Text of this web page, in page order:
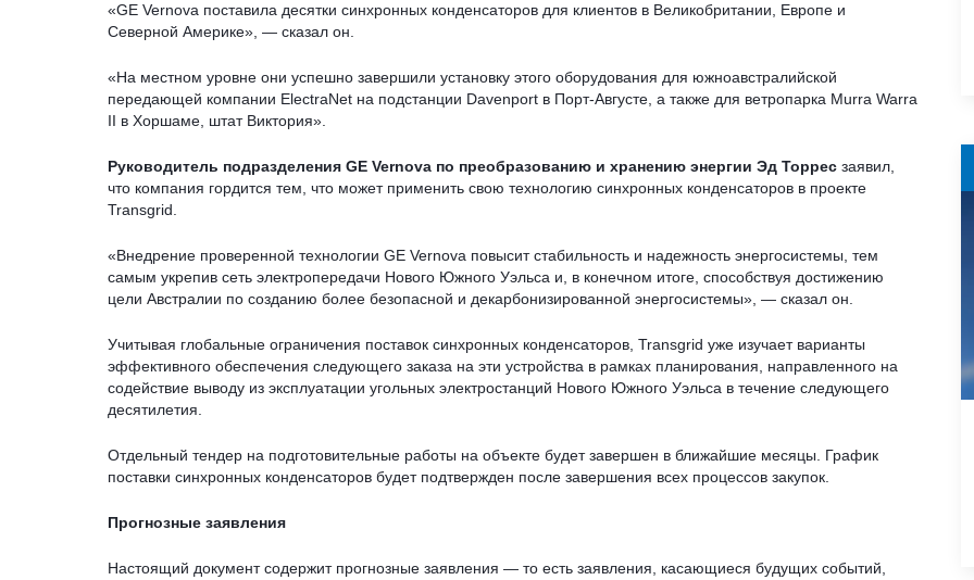
«GE Vernova поставила десятки синхронных конденсаторов для клиентов в Великобритании, Европе и
Северной Америке», — сказал он.
«На местном уровне они успешно завершили установку этого оборудования для южноавстралийской
передающей компании ElectraNet на подстанции Davenport в Порт-Августе, а также для ветропарка Murra Warra
II в Хоршаме, штат Виктория».
Руководитель подразделения GE Vernova по преобразованию и хранению энергии Эд Торрес заявил,
что компания гордится тем, что может применить свою технологию синхронных конденсаторов в проекте
Transgrid.
«Внедрение проверенной технологии GE Vernova повысит стабильность и надежность энергосистемы, тем
самым укрепив сеть электропередачи Нового Южного Уэльса и, в конечном итоге, способствуя достижению
цели Австралии по созданию более безопасной и декарбонизированной энергосистемы», — сказал он.
Учитывая глобальные ограничения поставок синхронных конденсаторов, Transgrid уже изучает варианты
эффективного обеспечения следующего заказа на эти устройства в рамках планирования, направленного на
содействие выводу из эксплуатации угольных электростанций Нового Южного Уэльса в течение следующего
десятилетия.
Отдельный тендер на подготовительные работы на объекте будет завершен в ближайшие месяцы. График
поставки синхронных конденсаторов будет подтвержден после завершения всех процессов закупок.
Прогнозные заявления
Настоящий документ содержит прогнозные заявления — то есть заявления, касающиеся будущих событий,